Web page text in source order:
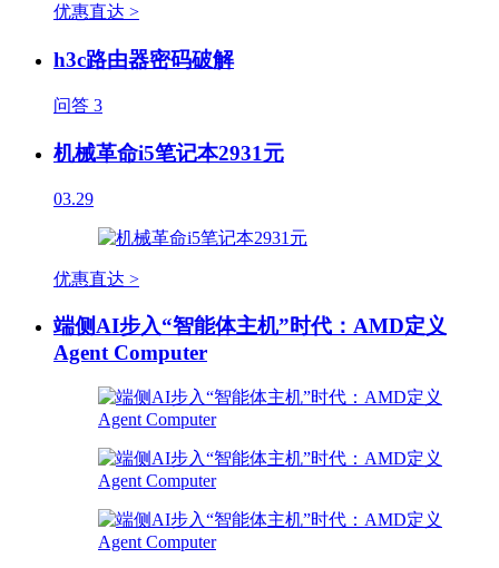
优惠直达 >
h3c路由器密码破解
问答 3
机械革命i5笔记本2931元
03.29
优惠直达 >
端侧AI步入“智能体主机”时代：AMD定义
Agent Computer